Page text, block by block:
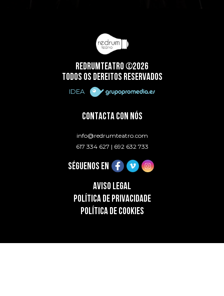
REDRUMTEATRO ©2026
TODOS OS DEREITOS RESERVADOS
IDEA
CONTACTA CON NÓS
info@redrumteatro.com
617 334 627 | 692 632 733
SÉGUENOS EN
AVISO LEGAL
POLÍTICA DE PRIVACIDADE
POLÍTICA DE COOKIES